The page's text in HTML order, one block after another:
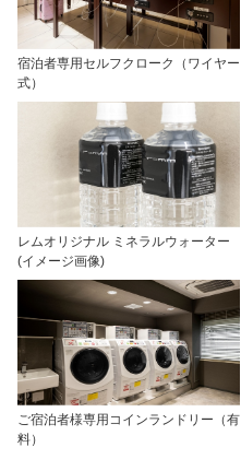
宿泊者専用セルフクローク（ワイヤー
式）
レムオリジナル ミネラルウォーター
(イメージ画像)
ご宿泊者様専用コインランドリー（有
料）